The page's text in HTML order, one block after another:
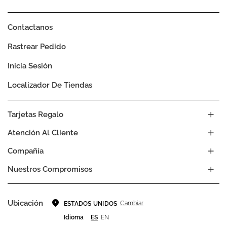
Compañía
Nuestros Compromisos
Atención Al Cliente
Tarjetas Regalo
Contactanos
Rastrear Pedido
Inicia Sesión
Localizador De Tiendas
Ubicación ESTADOS UNIDOS Cambiar
Idioma
ES EN